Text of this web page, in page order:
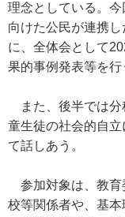
理念としている。
向けた公民が連携
に、全体会として
果的事例発表等を行
また、後半では分
童生徒の社会的自
て話しあう。
参加対象は、教育
校等関係者や、基